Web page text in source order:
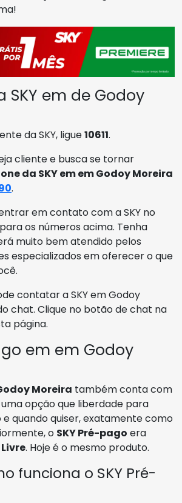
SKY em de Godoy
da SKY, ligue10611.
cliente e busca se tornar
da SKY em em Godoy Moreira
.
em contato com a SKY no
os números acima. Tenha
muito bem atendido pelos
especializados em oferecer o que
contatar a SKY em Godoy
chat. Clique no botão de chat na
página.
em em Godoy
Moreira também conta com
uma opção que liberdade para
quando quiser, exatamente como
o SKY Pré-pago era
Livre. Hoje é o mesmo produto.
funciona o SKY Pré-